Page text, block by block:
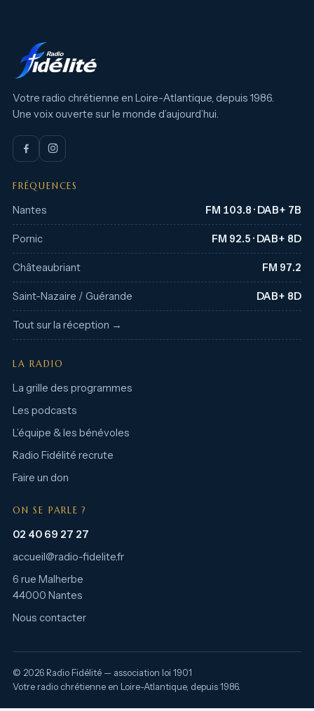
Votre radio chrétienne en Loire-Atlantique, depuis 1986.
Une voix ouverte sur le monde d’aujourd’hui.
FRÉQUENCES
Nantes FM 103.8 · DAB+ 7B
Pornic FM 92.5 · DAB+ 8D
Châteaubriant FM 97.2
Saint-Nazaire / Guérande DAB+ 8D
Tout sur la réception →
LA RADIO
La grille des programmes
Les podcasts
L’équipe & les bénévoles
Radio Fidélité recrute
Faire un don
ON SE PARLE ?
02 40 69 27 27
accueil@radio-fidelite.fr
6 rue Malherbe
44000 Nantes
Nous contacter
© 2026 Radio Fidélité — association loi 1901
Votre radio chrétienne en Loire-Atlantique, depuis 1986.